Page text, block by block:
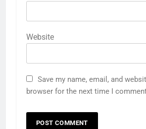
Website
Save my name, email, and
browser for the next time I